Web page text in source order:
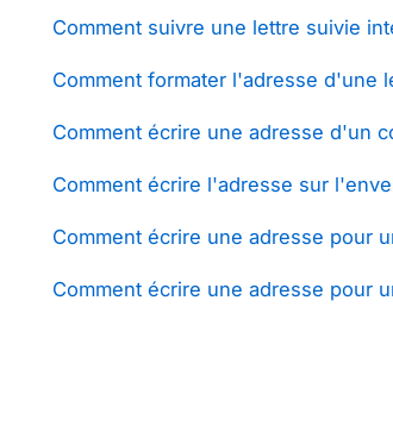
Comment suivre une lettre suivie
Comment formater l'adresse d'une
Comment écrire une adresse d'un
Comment écrire l'adresse sur
Comment écrire une adresse pour
Comment écrire une adresse pour